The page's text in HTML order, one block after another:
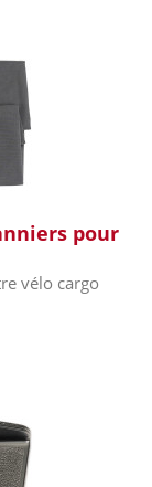
pour
vélo cargo